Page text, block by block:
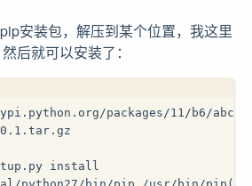
安装包，解压到某个位置，我这里
后就可以安装了：
packages/11/b6/
install